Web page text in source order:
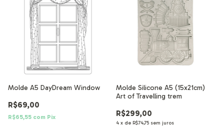
Molde A5 DayDream Window
R$69,00
R$65,55 com Pix
Molde Silicone A5 (15x21cm)
Art of Travelling trem
R$299,00
4 x de R$74,75 sem juros